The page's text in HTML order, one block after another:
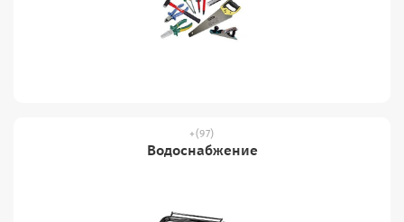
(97)
Водоснабжение